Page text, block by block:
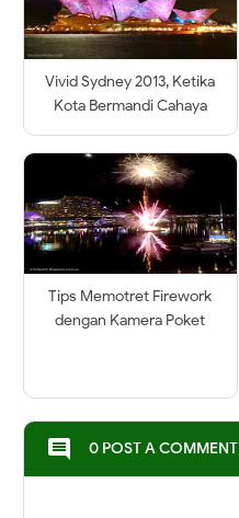
Vivid Sydney 2013, Ketika
Kota Bermandi Cahaya
Tips Memotret Firework
dengan Kamera Poket
comment 0 POST A COMMENT